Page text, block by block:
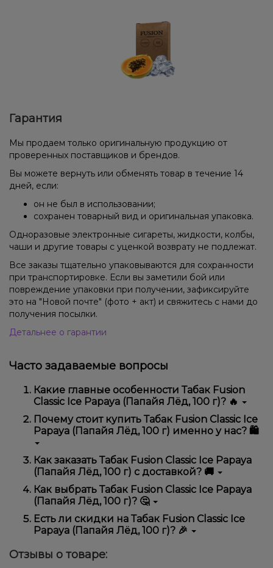
Гарантия
Мы продаем только оригинальную продукцию от
проверенных поставщиков и брендов.
Вы можете вернуть или обменять товар в течение 14
дней, если:
он не был в использовании;
сохранен товарный вид и оригинальная упаковка.
Одноразовые электронные сигареты, жидкости, колбы,
чаши и другие товары с уценкой возврату не подлежат.
Все заказы тщательно упаковываются для сохранности
при транспортировке. Если вы заметили бой или
повреждение упаковки при получении, зафиксируйте
это на "Новой почте" (фото + акт) и свяжитесь с нами до
получения посылки.
Детальнее о гарантии
Часто задаваемые вопросы
Какие главные особенности Табак Fusion
Classic Ice Papaya (Папайя Лёд, 100 г)? 🔥
Табак Fusion Classic Ice Papaya (Папайя Лёд, 100 г)
отличается высоким качеством, удобством
использования и надежностью.
Почему стоит купить Табак Fusion Classic Ice
Papaya (Папайя Лёд, 100 г) именно у нас? 🛍️
Мы предлагаем только оригинальную продукцию,
широкий ассортимент, выгодные цены и быструю
доставку. Кроме того, у нас регулярные акции и
скидки для клиентов!
Как заказать Табак Fusion Classic Ice Papaya
(Папайя Лёд, 100 г) с доставкой? 🚚
Оформить заказ можно в несколько кликов:
Добавьте Табак Fusion Classic Ice Papaya
(Папайя Лёд, 100 г) в корзину.
Перейдите к оформлению заказа.
доставки.
Подтвердите заказ – мы быстро отправим его
Как выбрать Табак Fusion Classic Ice Papaya
(Папайя Лёд, 100 г)? 🤔
Выбор зависит от ваших предпочтений – например,
если это кальян, учитывайте размер, материал и тип
чаши, если вейп – мощность и вкус. Наши
Есть ли скидки на Табак Fusion Classic Ice
Papaya (Папайя Лёд, 100 г)? 🎉
специальные предложения. Следите за
Отзывы о товаре: